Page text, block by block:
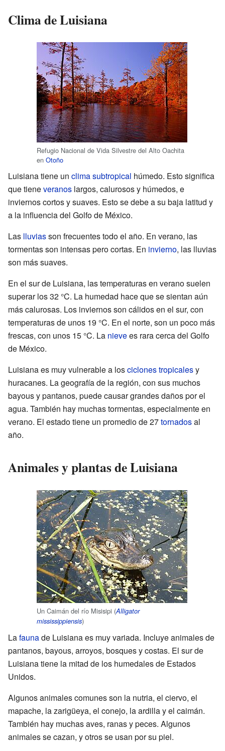
Clima de Luisiana
Refugio Nacional de Vida Silvestre del Alto Oachita
en Otoño
Luisiana tiene un clima subtropical húmedo. Esto significa
que tieneveranos largos, calurosos y húmedos, e
inviernos cortos y suaves. Esto se debe a su baja latitud y
a la influencia del Golfo de México.
Las lluviasson frecuentes todo el año. En verano, las
tormentas son intensas pero cortas. En invierno, las lluvias
son más suaves.
En el sur de Luisiana, las temperaturas en verano suelen
superar los 32 °C. La humedad hace que se sientan aún
más calurosas. Los inviernos son cálidos en el sur, con
temperaturas de unos 19 °C. En el norte, son un poco más
frescas, con unos 15 °C. La nievees rara cerca del Golfo
de México.
Luisiana es muy vulnerable a losciclones tropicalesy
huracanes. La geografía de la región, con sus muchos
bayous y pantanos, puede causar grandes daños por el
agua. También hay muchas tormentas, especialmente en
verano. El estado tiene un promedio de 27tornadosal
año.
Animales y plantas de Luisiana
Un Caimán del río Misisipi (Alligator
mississippiensis)
Lafaunade Luisiana es muy variada. Incluye animales de
pantanos, bayous, arroyos, bosques y costas. El sur de
Luisiana tiene la mitad de los humedales de Estados
Unidos.
Algunos animales comunes son la nutria, el ciervo, el
mapache, la zarigüeya, el conejo, la ardilla y el caimán.
También hay muchas aves, ranas y peces. Algunos
animales se cazan, y otros se usan por su piel.